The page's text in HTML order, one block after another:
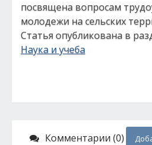
посвящена вопросам
молодежи на сельских
Статья опубликована в
Наука и учеба
Комментарии (0)